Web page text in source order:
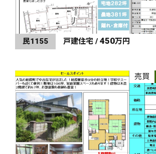
民1155 戸建住宅 / 450万円
売買